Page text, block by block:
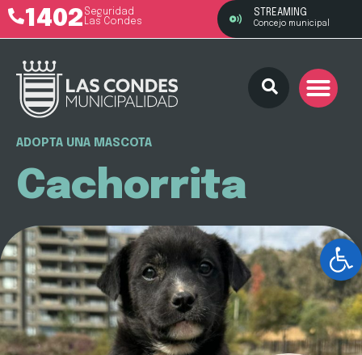
1402 Seguridad
Las Condes
STREAMING
Concejo municipal
ADOPTA UNA MASCOTA
Cachorrita